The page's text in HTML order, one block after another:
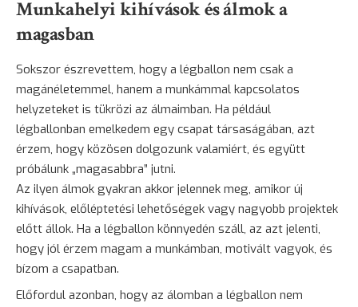
Munkahelyi kihívások és álmok a
magasban
Sokszor észrevettem, hogy a légballon nem csak a
magánéletemmel, hanem a munkámmal kapcsolatos
helyzeteket is tükrözi az álmaimban. Ha például
légballonban emelkedem egy csapat társaságában, azt
érzem, hogy közösen dolgozunk valamiért, és együtt
próbálunk „magasabbra” jutni.
Az ilyen álmok gyakran akkor jelennek meg, amikor új
kihívások, előléptetési lehetőségek vagy nagyobb projektek
előtt állok. Ha a légballon könnyedén száll, az azt jelenti,
hogy jól érzem magam a munkámban, motivált vagyok, és
bízom a csapatban.
Előfordul azonban, hogy az álomban a légballon nem